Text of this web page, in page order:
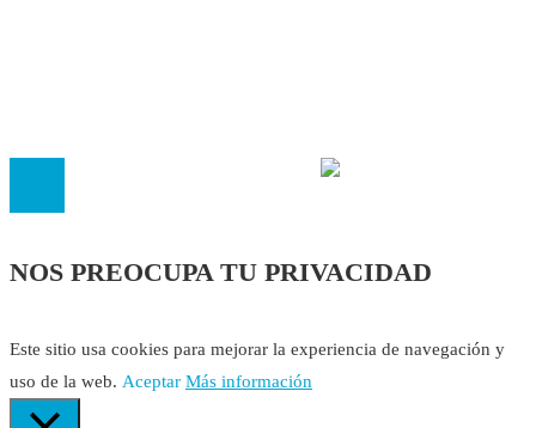
NOS PREOCUPA TU PRIVACIDAD
Este sitio usa cookies para mejorar la experiencia de navegación y
uso de la web. Aceptar Más información